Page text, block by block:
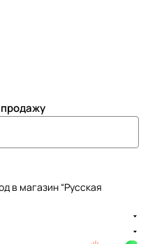
в магазин “Русская